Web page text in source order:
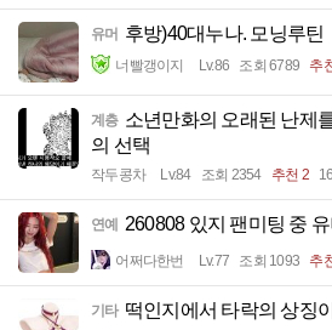
유머 후방)40대누나. 모닝루틴
너빨갱이지 Lv.86 조회 6789 추
계층 소년만화의 오래된 난제
의 선택
작두콩차 Lv.84 조회 2354 추천 2
연예 260808 있지 팬미팅 중
어쩌다한번 Lv.77 조회 1093 추
기타 떡인지에서 타락의 상징